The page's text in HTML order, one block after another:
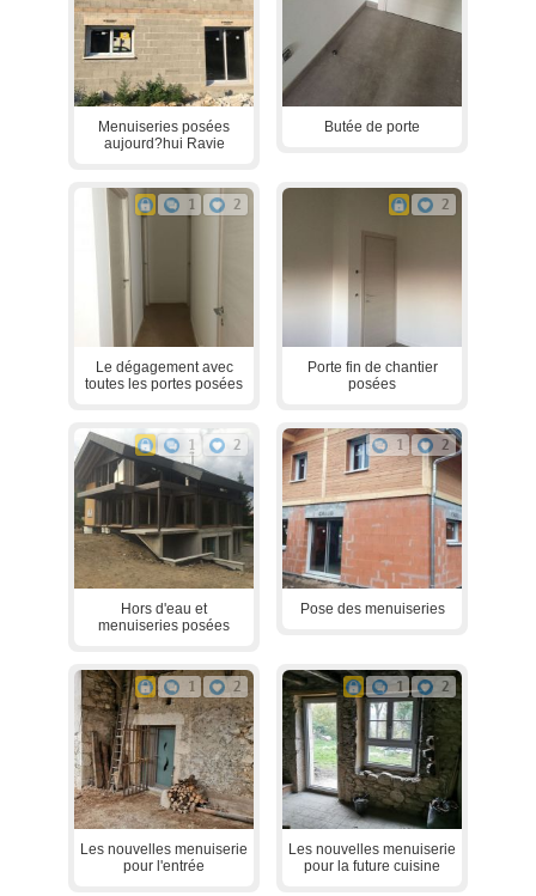
Menuiseries posées
aujourd?hui Ravie
Butée de porte
1 2
Le dégagement avec
toutes les portes posées
2
Porte fin de chantier
posées
1 2
Hors d'eau et
menuiseries posées
1 2
Pose des menuiseries
1 2
Les nouvelles menuiserie
pour l'entrée
1 2
Les nouvelles menuiserie
pour la future cuisine